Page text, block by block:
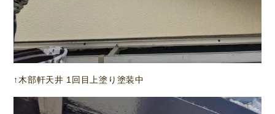
↑木部軒天井 1回目上塗り塗装中